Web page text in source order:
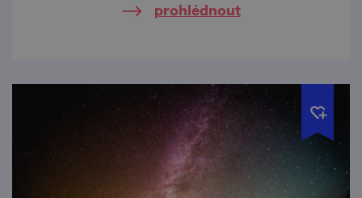
prohlédnout